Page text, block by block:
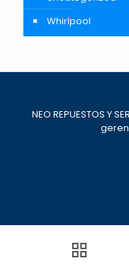
Whirlpool
NEO REPUESTOS Y